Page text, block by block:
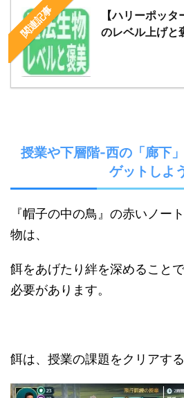
関連記事
【ハリーポッ
のレベル上げと
授業や下層階-西の「廊下
ゲットしよ
『帽子の中の鳥』の赤いノー
物は、
餌をあげたり絆を深めること
必要があります。
餌は、授業の課題をクリアす